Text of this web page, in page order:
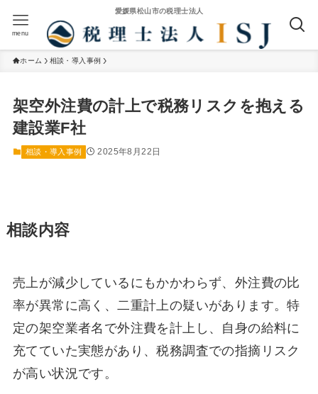
menu
ホーム 相談・導入事例
架空外注費の計上で税務リスクを抱える
建設業F社
相談・導入事例 2025年8月22日
相談内容
売上が減少しているにもかかわらず、外注費の比
率が異常に高く、二重計上の疑いがあります。特
定の架空業者名で外注費を計上し、自身の給料に
充てていた実態があり、税務調査での指摘リスク
が高い状況です。